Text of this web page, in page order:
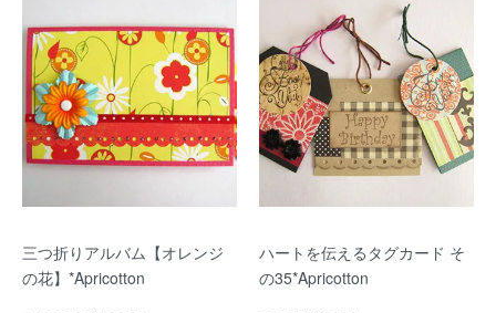
三つ折りアルバム【オレンジ
の花】*Apricotton
ハートを伝えるタグカード そ
の35*Apricotton